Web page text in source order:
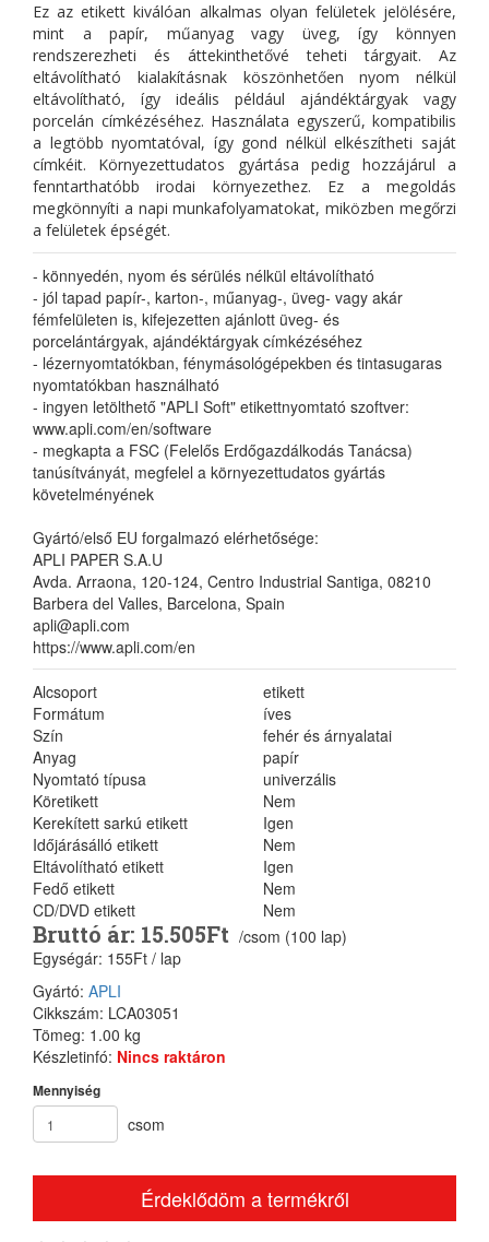
Ez az etikett kiválóan alkalmas olyan felületek jelölésére,
mint a papír, műanyag vagy üveg, így könnyen
rendszerezheti és áttekinthetővé teheti tárgyait. Az
eltávolítható kialakításnak köszönhetően nyom nélkül
eltávolítható, így ideális például ajándéktárgyak vagy
porcelán címkézéséhez. Használata egyszerű, kompatibilis
a legtöbb nyomtatóval, így gond nélkül elkészítheti saját
címkéit. Környezettudatos gyártása pedig hozzájárul a
fenntarthatóbb irodai környezethez. Ez a megoldás
megkönnyíti a napi munkafolyamatokat, miközben megőrzi
a felületek épségét.
- könnyedén, nyom és sérülés nélkül eltávolítható
- jól tapad papír-, karton-, műanyag-, üveg- vagy akár
fémfelületen is, kifejezetten ajánlott üveg- és
porcelántárgyak, ajándéktárgyak címkézéséhez
- lézernyomtatókban, fénymásológépekben és tintasugaras
nyomtatókban használható
- ingyen letölthető "APLI Soft" etikettnyomtató szoftver:
www.apli.com/en/software
- megkapta a FSC (Felelős Erdőgazdálkodás Tanácsa)
tanúsítványát, megfelel a környezettudatos gyártás
követelményének
Gyártó/első EU forgalmazó elérhetősége:
APLI PAPER S.A.U
Avda. Arraona, 120-124, Centro Industrial Santiga, 08210
Barbera del Valles, Barcelona, Spain
apli@apli.com
https://www.apli.com/en
Alcsoport
etikett
Formátum
íves
Szín
fehér és árnyalatai
Anyag
papír
Nyomtató típusa
univerzális
Köretikett
Nem
Kerekített sarkú etikett
Igen
Időjárásálló etikett
Nem
Eltávolítható etikett
Igen
Fedő etikett
Nem
CD/DVD etikett
Nem
Bruttó ár: 15.505Ft /csom (100 lap)
Egységár: 155Ft / lap
Gyártó: APLI
Cikkszám: LCA03051
Tömeg: 1.00 kg
Készletinfó: Nincs raktáron
Mennyiség
csom
Érdeklődöm a termékről